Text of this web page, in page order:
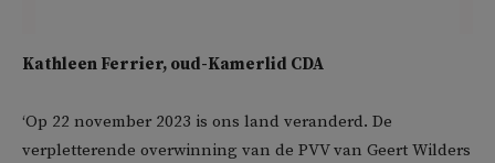
Kathleen Ferrier, oud-Kamerlid CDA
‘Op 22 november 2023 is ons land veranderd. De
verpletterende overwinning van de PVV van Geert Wilders